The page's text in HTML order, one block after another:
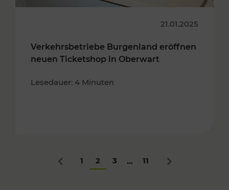
21.01.2025
Verkehrsbetriebe Burgenland eröffnen
neuen Ticketshop in Oberwart
Lesedauer: 4 Minuten
Zurück
1 2 3 ... 11 Nächstes